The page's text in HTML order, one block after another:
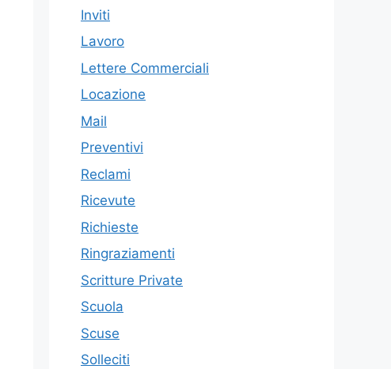
Inviti
Lavoro
Lettere Commerciali
Locazione
Mail
Preventivi
Reclami
Ricevute
Richieste
Ringraziamenti
Scritture Private
Scuola
Scuse
Solleciti